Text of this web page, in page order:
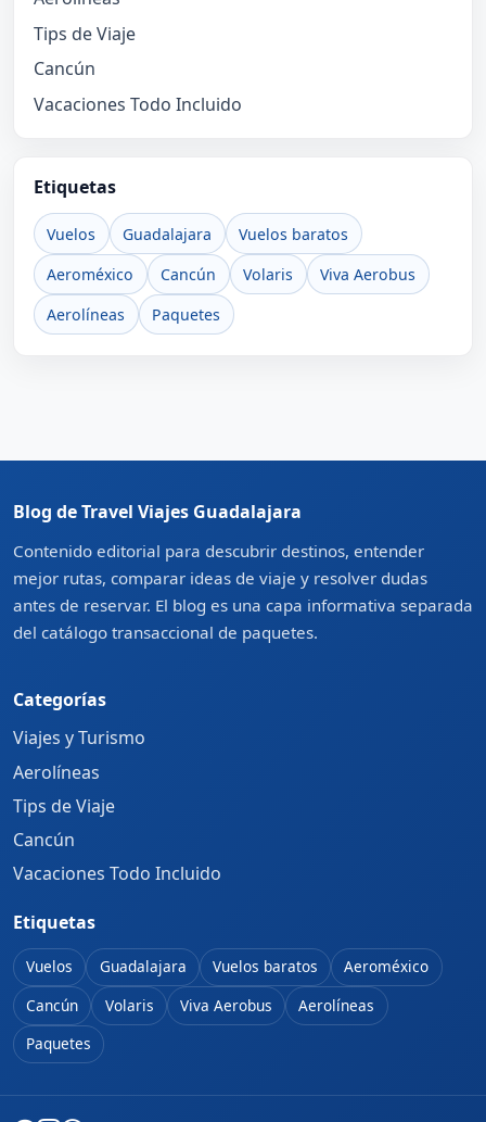
Tips de Viaje
Cancún
Vacaciones Todo Incluido
Etiquetas
Vuelos Guadalajara
Vuelos baratos
Aeroméxico
Cancún Volaris
Viva Aerobus
Aerolíneas
Paquetes
Blog de Travel Viajes Guadalajara
Contenido editorial para descubrir destinos, entender
mejor rutas, comparar ideas de viaje y resolver dudas
antes de reservar. El blog es una capa informativa separada
del catálogo transaccional de paquetes.
Categorías
Viajes y Turismo
Aerolíneas
Tips de Viaje
Cancún
Vacaciones Todo Incluido
Etiquetas
Vuelos Guadalajara Vuelos baratos
Aeroméxico
Cancún
Volaris Viva Aerobus
Aerolíneas
Paquetes